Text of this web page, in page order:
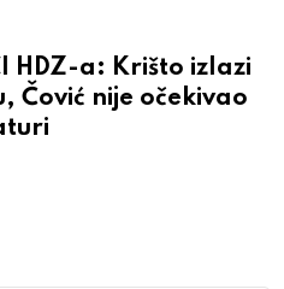
HDZ-a: Krišto izlazi
Čović nije očekivao